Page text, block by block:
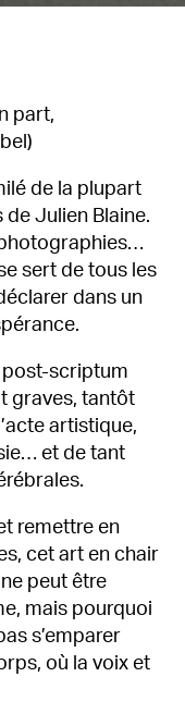
part,
de la plupart
Julien Blaine.
photographies…
sert de tous les
dans un
post-scriptum
graves, tantôt
artistique,
et de tant
remettre en
cet art en chair
peut être
mais pourquoi
s’emparer
où la voix et